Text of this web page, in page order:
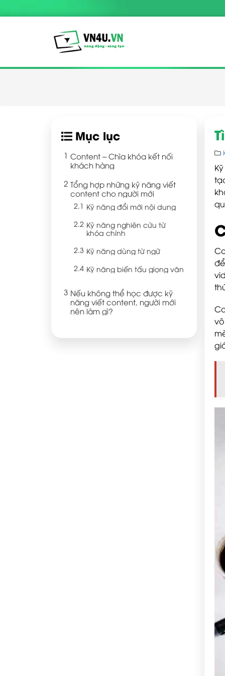
Mục lục
Content – Chìa khóa kết nối
khách hàng
Tổng hợp những kỹ năng viết
content cho người mới
Kỹ năng đổi mới nội dung
Kỹ năng nghiên cứu từ
khóa chính
Kỹ năng dùng từ ngữ
Kỹ năng biến tấu giọng văn
Nếu không thể học được kỹ
năng viết content, người mới
nên làm gì?